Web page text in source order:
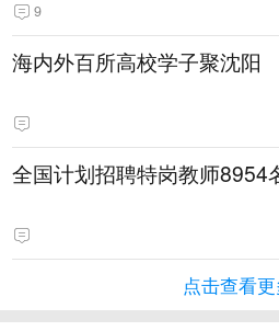
9
海内外百所高校学子聚沈阳
全国计划招聘特岗教师8954
点击查看